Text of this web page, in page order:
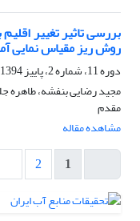
بررسی تاثیر تغییر
روش ریز مقیاس نمایی
دوره 11، شماره 2، پاییز 1394، صفحه
مجید رضایی بنفشه، طاهره
مقدم
مشاهده مقاله
1
2